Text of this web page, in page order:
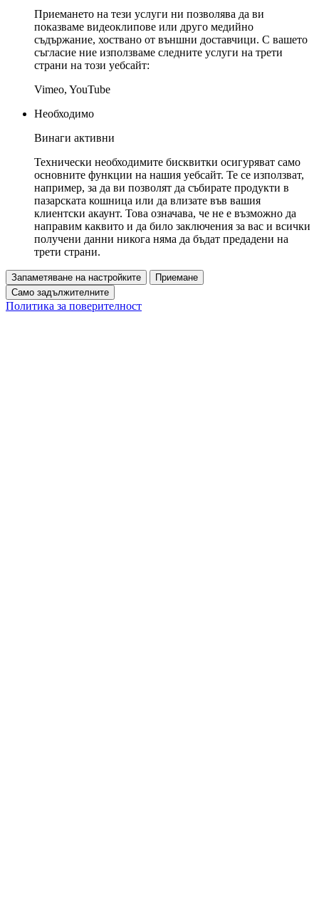
Приемането на тези услуги ни позволява да ви
показваме видеоклипове или друго медийно
съдържание, хоствано от външни доставчици. С вашето
съгласие ние използваме следните услуги на трети
страни на този уебсайт:
Vimeo, YouTube
Необходимо
Винаги активни
Технически необходимите бисквитки осигуряват само
основните функции на нашия уебсайт. Те се използват,
например, за да ви позволят да събирате продукти в
пазарската кошница или да влизате във вашия
клиентски акаунт. Това означава, че не е възможно да
направим каквито и да било заключения за вас и всички
получени данни никога няма да бъдат предадени на
трети страни.
Запаметяване на настройките
Приемане
Само задължителните
Политика за поверителност